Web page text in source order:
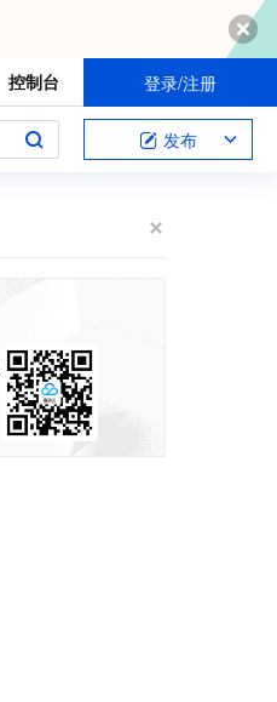
控制台 登录/注册
发布